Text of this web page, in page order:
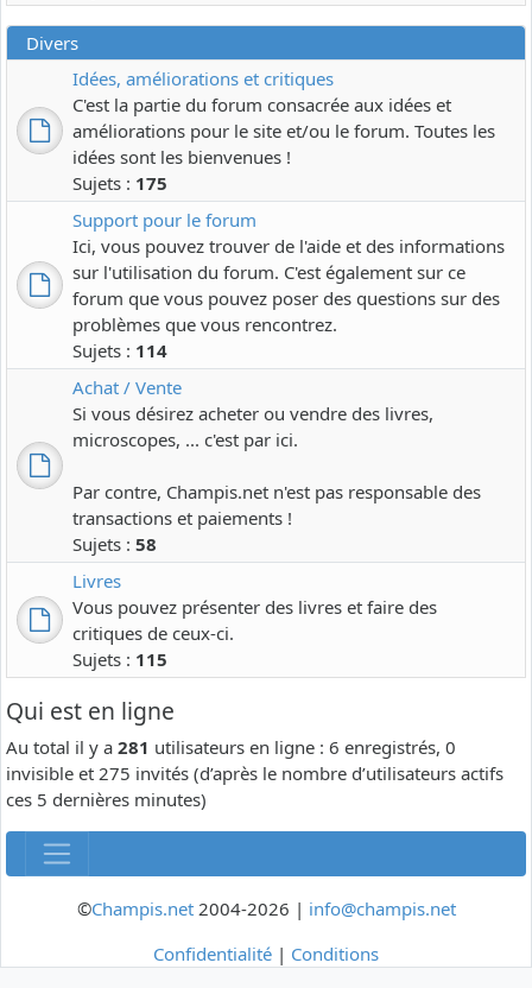
Divers
Idées, améliorations et critiques
C'est la partie du forum consacrée aux idées et
améliorations pour le site et/ou le forum. Toutes les
idées sont les bienvenues !
Sujets : 175
Support pour le forum
Ici, vous pouvez trouver de l'aide et des informations
sur l'utilisation du forum. C'est également sur ce
forum que vous pouvez poser des questions sur des
problèmes que vous rencontrez.
Sujets : 114
Achat / Vente
Si vous désirez acheter ou vendre des livres,
microscopes, ... c'est par ici.
Par contre, Champis.net n'est pas responsable des
transactions et paiements !
Sujets : 58
Livres
Vous pouvez présenter des livres et faire des
critiques de ceux-ci.
Sujets : 115
Qui est en ligne
Au total il y a 281 utilisateurs en ligne : 6 enregistrés, 0
invisible et 275 invités (d’après le nombre d’utilisateurs actifs
ces 5 dernières minutes)
©Champis.net2004-2026 | info@champis.net
Confidentialité | Conditions